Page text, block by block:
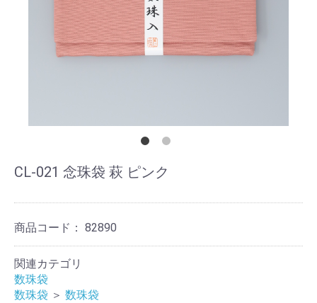
CL-021 念珠袋 萩 ピンク
商品コード： 82890
関連カテゴリ
数珠袋
数珠袋 ＞ 数珠袋